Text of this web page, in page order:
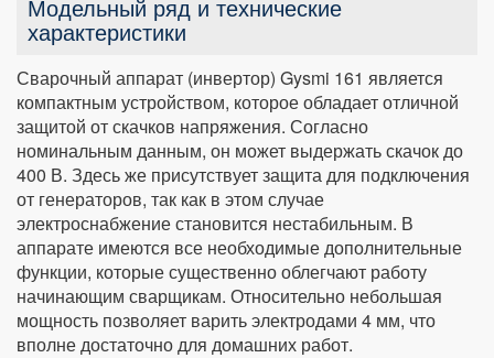
Модельный ряд и технические
характеристики
Сварочный аппарат (инвертор) Gysmi 161 является
компактным устройством, которое обладает отличной
защитой от скачков напряжения. Согласно
номинальным данным, он может выдержать скачок до
400 В. Здесь же присутствует защита для подключения
от генераторов, так как в этом случае
электроснабжение становится нестабильным. В
аппарате имеются все необходимые дополнительные
функции, которые существенно облегчают работу
начинающим сварщикам. Относительно небольшая
мощность позволяет варить электродами 4 мм, что
вполне достаточно для домашних работ.